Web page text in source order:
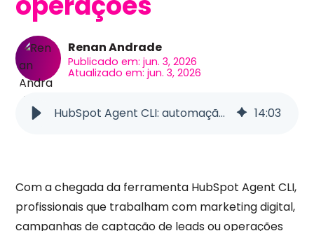
Renan Andrade
Publicado em: jun. 3, 2026
Atualizado em: jun. 3, 2026
HubSpot Agent CLI: automação inteligente para marketing 14:03
Com a chegada da ferramenta HubSpot Agent CLI,
profissionais que trabalham com marketing digital,
campanhas de captação de leads ou operações